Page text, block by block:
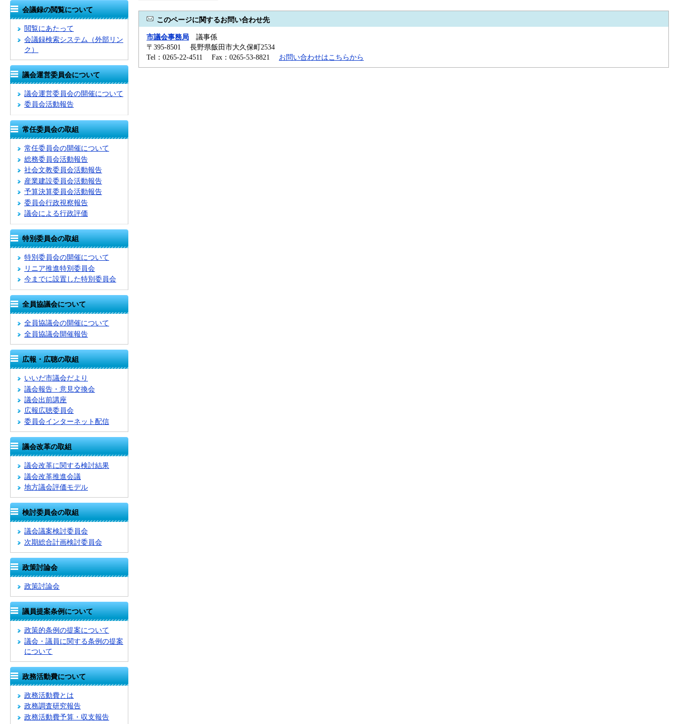
会議録の閲覧について
閲覧にあたって
会議録検索システム （外部リン
ク）
議会運営委員会について
議会運営委員会の開催について
委員会活動報告
常任委員会の取組
常任委員会の開催について
総務委員会活動報告
社会文教委員会活動報告
産業建設委員会活動報告
予算決算委員会活動報告
委員会行政視察報告
議会による行政評価
特別委員会の取組
特別委員会の開催について
リニア推進特別委員会
今までに設置した特別委員会
全員協議会について
全員協議会の開催について
全員協議会開催報告
広報・広聴の取組
いいだ市議会だより
議会報告・意見交換会
議会出前講座
広報広聴委員会
委員会インターネット配信
議会改革の取組
議会改革に関する検討結果
議会改革推進会議
地方議会評価モデル
検討委員会の取組
議会議案検討委員会
次期総合計画検討委員会
政策討論会
政策討論会
議員提案条例について
政策的条例の提案について
議会・議員に関する条例の提案
について
政務活動費について
政務活動費とは
政務調査研究報告
政務活動費予算・収支報告
このページに関するお問い合わせ先
市議会事務局 議事係
〒395-8501 長野県飯田市大久保町2534
Tel：0265-22-4511 Fax：0265-53-8821 お問い合わせはこちらから